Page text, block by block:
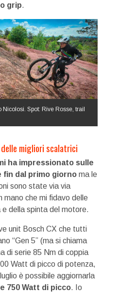
grip.
Nicolosi. Spot: Rive Rosse, trail
migliori scalatrici
ha impressionato sulle
fin dal primo giorno ma le
sono state via via
mano che mi fidavo delle
della spinta del motore.
unit Bosch CX che tutti
“Gen 5” (ma si chiama
di serie 85 Nm di coppia
Watt di picco di potenza,
è possibile aggiornarla
e 750 Watt di picco. Io